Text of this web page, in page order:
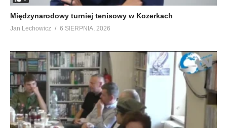
Międzynarodowy turniej tenisowy w Kozerkach
Jan Lechowicz 6 SIERPNIA, 2026